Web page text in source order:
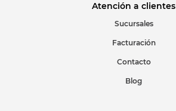
Atención a clientes
Sucursales
Facturación
Contacto
Blog